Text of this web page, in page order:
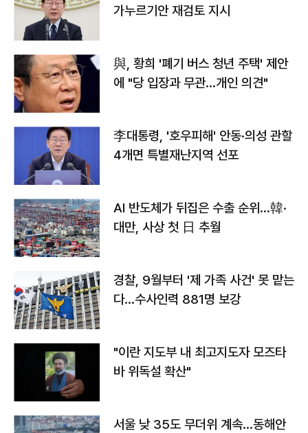
가누르기안 재검토 지시
與, 황희 '폐기 버스 청년 주택' 제안
에 "당 입장과 무관…개인 의견"
李대통령, '호우피해' 안동·의성 관할
4개면 특별재난지역 선포
AI 반도체가 뒤집은 수출 순위…韓·
대만, 사상 첫 日 추월
경찰, 9월부터 '제 가족 사건' 못 맡는
다…수사인력 881명 보강
"이란 지도부 내 최고지도자 모즈타
바 위독설 확산"
서울 낮 35도 무더위 계속…동해안